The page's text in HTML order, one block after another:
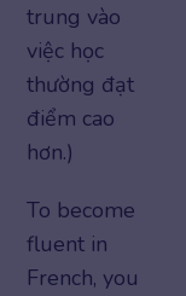
trung vào
việc học
thường đạt
điểm cao
hơn.)
To become
fluent in
French, you